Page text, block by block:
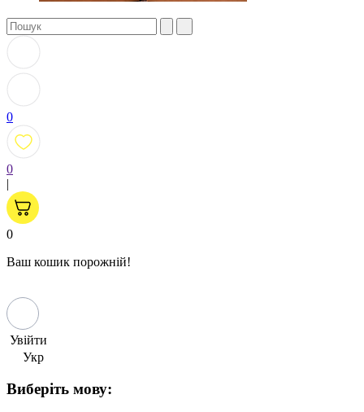
0
0
|
0
Ваш кошик порожній!
Увійти
Укр
Виберіть мову: